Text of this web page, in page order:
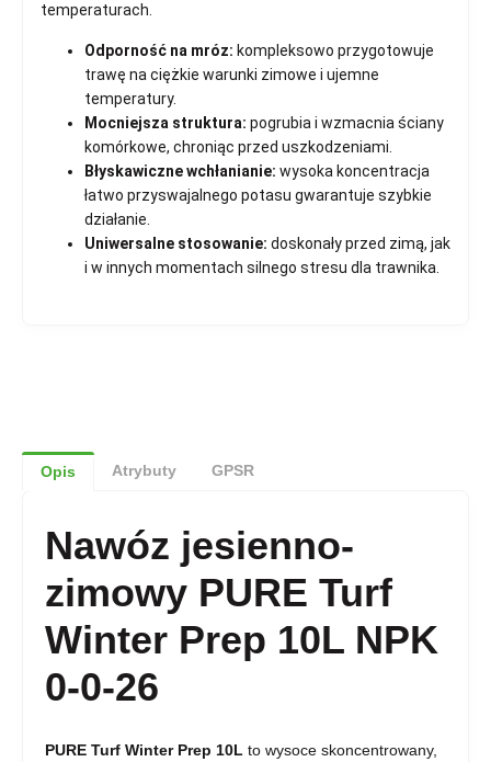
temperaturach.
Odporność na mróz: kompleksowo przygotowuje
trawę na ciężkie warunki zimowe i ujemne
temperatury.
Mocniejsza struktura: pogrubia i wzmacnia ściany
komórkowe, chroniąc przed uszkodzeniami.
Błyskawiczne wchłanianie: wysoka koncentracja
łatwo przyswajalnego potasu gwarantuje szybkie
działanie.
Uniwersalne stosowanie: doskonały przed zimą, jak
i w innych momentach silnego stresu dla trawnika.
Opis Atrybuty GPSR
Nawóz jesienno-
zimowy PURE Turf
Winter Prep 10L NPK
0-0-26
PURE Turf Winter Prep 10L to wysoce skoncentrowany,